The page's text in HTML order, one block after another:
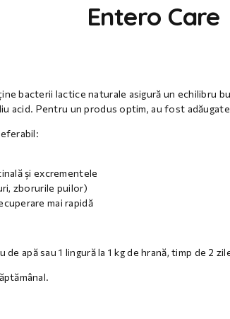
Entero Care
bacterii lactice naturale asigură un echilibru
acid. Pentru un produs optim, au fost
și excrementele
zborurile puilor)
mai rapidă
de apă sau 1 lingură la 1 kg de hrană, timp de 2